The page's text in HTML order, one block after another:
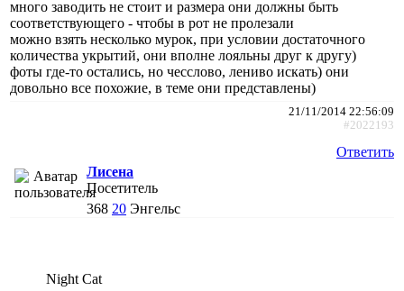
много заводить не стоит и размера они должны быть
соответствующего - чтобы в рот не пролезали
можно взять несколько мурок, при условии достаточного
количества укрытий, они вполне лояльны друг к другу)
фоты где-то остались, но чесслово, лениво искать) они
довольно все похожие, в теме они представлены)
21/11/2014 22:56:09
#2022193
Ответить
Лисена
Посетитель
368 20 Энгельс
Night Cat